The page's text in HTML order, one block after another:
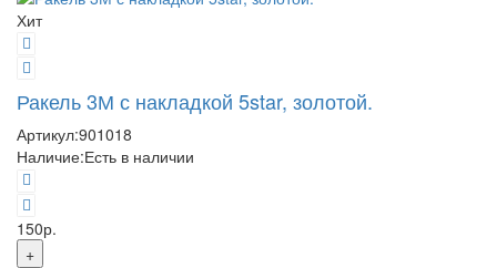
Хит
Ракель 3М с накладкой 5star, золотой.
Артикул:901018
Наличие:Есть в наличии
150р.
+